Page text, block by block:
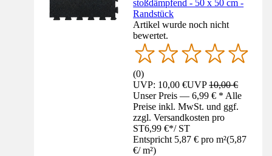
stoßdämpfend - 50 x 50 cm -
Randstück
Artikel wurde noch nicht
bewertet.
(0)
UVP: 10,00 €UVP10,00 €
Unser Preis — 6,99 € * Alle
Preise inkl. MwSt. und ggf.
zzgl. Versandkosten pro
ST6,99 €*/ ST
Entspricht 5,87 € pro m²(5,87
€/ m²)